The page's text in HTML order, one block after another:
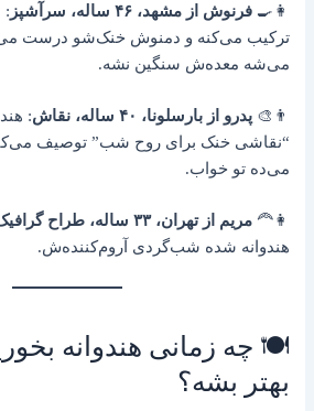
👩‍🍳فرنوش از مشهد، ۴۶ ساله، سرآشپز
:
ترکیب می‌کنه و دمنوش خنک‌شو درست
می‌شه معده‌ش سنگین نشه.
👨‍🎨پدرو از بارسلونا، ۴۰ ساله، نقاش
:
“نقاشی خنک برای روح شب” توصیف
می‌ده تو خواب.
👩‍🦰مریم از تهران، ۳۳ ساله، طراح گرافیک
هندوانه شده شب‌گردی آروم‌کننده‌ش.
🍽️ چه زمانی هندوانه
بهتر بشه؟